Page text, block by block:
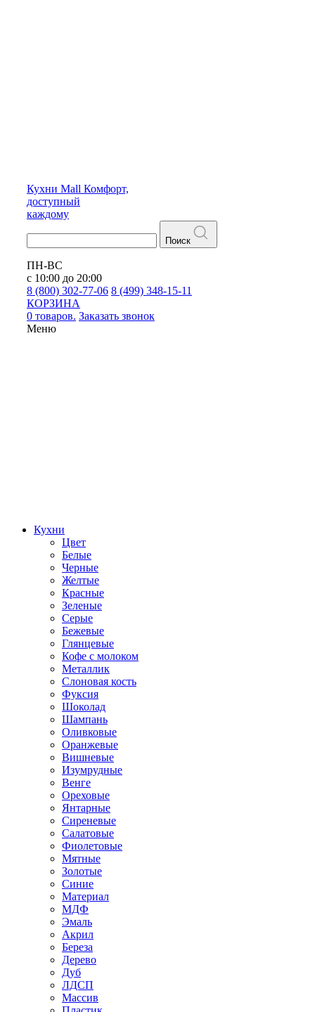
Кухни Mall Комфорт,
доступный
каждому
Поиск
ПН-ВС
с 10:00 до 20:00
8 (800) 302-77-06 8 (499) 348-15-11
КОРЗИНА
0 товаров. Заказать звонок
Меню
Кухни
Цвет
Белые
Черные
Желтые
Красные
Зеленые
Серые
Бежевые
Глянцевые
Кофе с молоком
Металлик
Слоновая кость
Фуксия
Шоколад
Шампань
Оливковые
Оранжевые
Вишневые
Изумрудные
Венге
Ореховые
Янтарные
Сиреневые
Салатовые
Фиолетовые
Мятные
Золотые
Синие
Материал
МДФ
Эмаль
Акрил
Береза
Дерево
Дуб
ЛДСП
Массив